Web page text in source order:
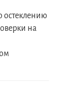
остеклению
на